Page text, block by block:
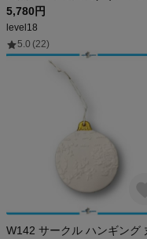
5,780円
level18
5.0 (22)